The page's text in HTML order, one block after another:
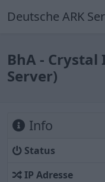
Deutsche ARK
BhA - Crystal
Server)
Info
Status
IP Adresse